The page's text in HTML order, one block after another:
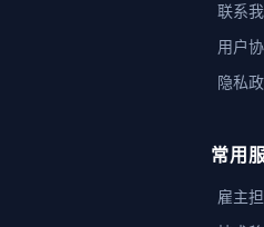
联系
用户
隐私
常用
雇主